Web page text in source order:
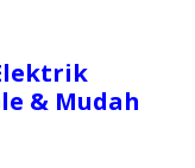
& Mudah